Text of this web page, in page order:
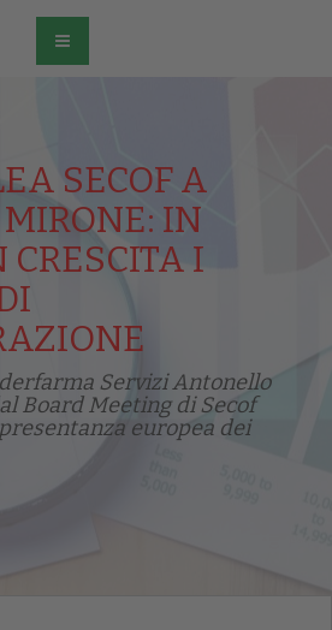
SECOF A
IN
CRESCITA I
Servizi Antonello
Board Meeting di Secof
europea dei